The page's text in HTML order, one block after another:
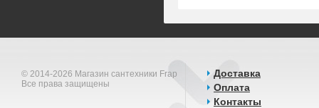
© 2014-2026 Магазин сантехники Frap
Все права защищены
Доставка
Оплата
Контакты